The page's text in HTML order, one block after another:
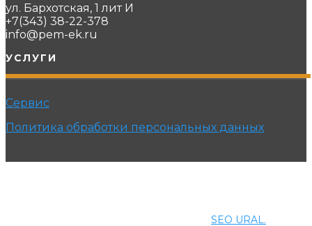
ул. Бархотская, 1 лит И
+7(343) 38-22-378
info@pem-ek.ru
УСЛУГИ
Сервис
Политика обработки персональных данных
SEO URAL.